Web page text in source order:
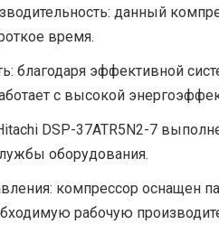
данный
время.
благодаря эффективной
с высокой
DSP-37ATR5N2-7
оборудования.
компрессор оснащен
рабочую